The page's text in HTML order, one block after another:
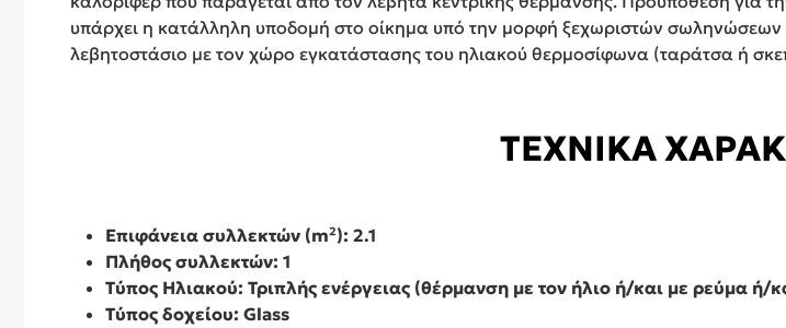
υπάρχει η κατάλληλη υποδομή στο οίκημα υπό την μορφή ξεχωριστών σωληνώσεων
λεβητοστάσιο με τον χώρο εγκατάστασης του ηλιακού θερμοσίφωνα (ταράτσα ή
ΤΕΧΝΙΚΑ
Επιφάνεια συλλεκτών (m²): 2.1
Πλήθος συλλεκτών: 1
Τύπος Ηλιακού: Τριπλής ενέργειας (θέρμανση με τον ήλιο ή/και με ρεύμα ή/
Τύπος δοχείου: Glass